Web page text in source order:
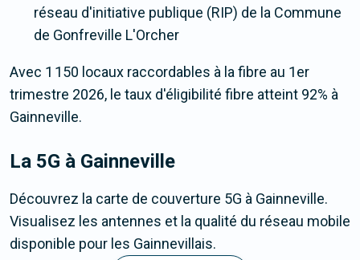
réseau d'initiative publique (RIP) de la Commune
de Gonfreville L'Orcher
Avec 1 150 locaux raccordables à la fibre au 1er
trimestre 2026, le taux d'éligibilité fibre atteint 92% à
Gainneville.
La 5G à Gainneville
Découvrez la carte de couverture 5G à Gainneville.
Visualisez les antennes et la qualité du réseau mobile
disponible pour les Gainnevillais.